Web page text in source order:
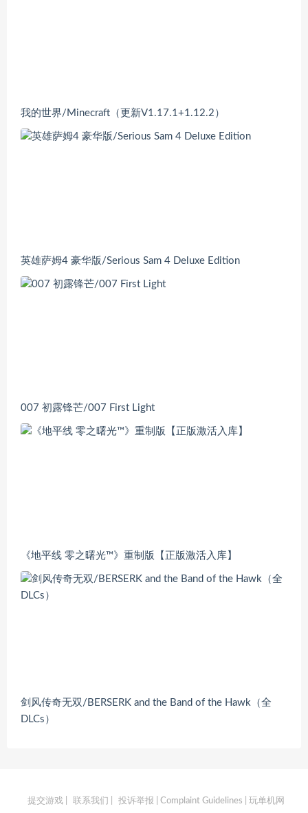
我的世界/Minecraft（更新V1.17.1+1.12.2）
英雄萨姆4 豪华版/Serious Sam 4 Deluxe Edition
007 初露锋芒/007 First Light
《地平线 零之曙光™》重制版【正版激活入库】
剑风传奇无双/BERSERK and the Band of the Hawk（全
DLCs）
提交游戏| 联系我们 投诉举报 | Complaint Guidelines | 玩单机网